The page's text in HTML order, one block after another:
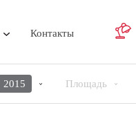
Контакты
2015 Площадь